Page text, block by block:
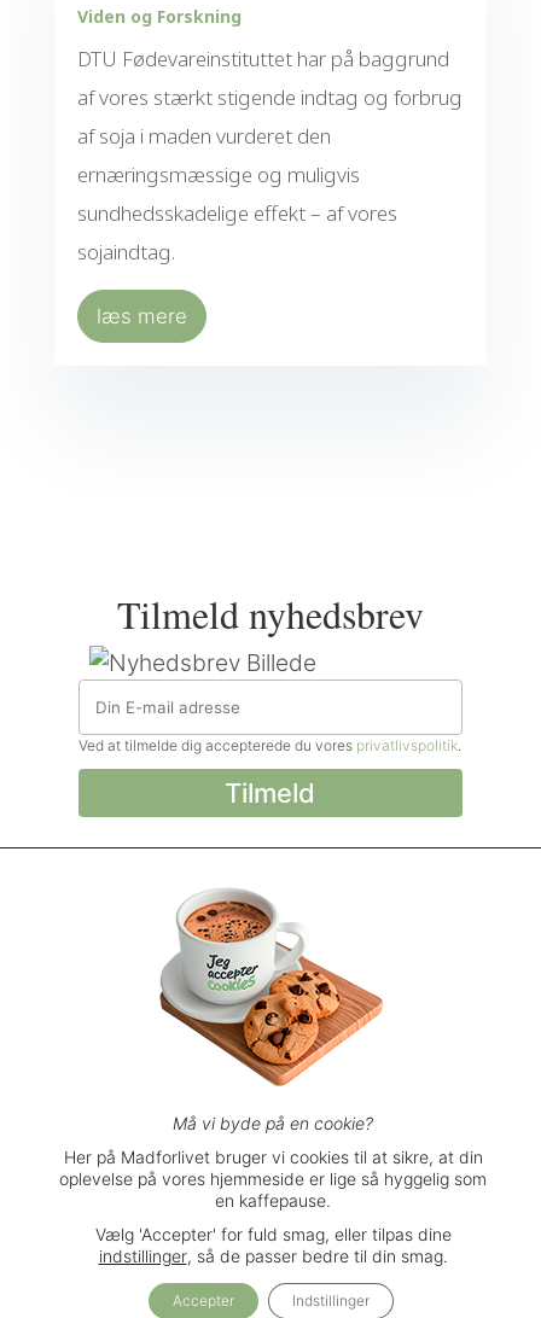
Viden og Forskning
DTU Fødevareinstituttet har på baggrund
af vores stærkt stigende indtag og forbrug
af soja i maden vurderet den
ernæringsmæssige og muligvis
sundhedsskadelige effekt – af vores
sojaindtag.
læs mere
Tilmeld nyhedsbrev
Ved at tilmelde dig accepterede du vores privatlivspolitik.
© Madforlivet.com, 2000–2025. Alle
rettigheder forbeholdt.
øvrigt materiale må kun gengives med
tilladelse fra Sophia Helse ApS.
Spørgsmål eller kommentarer?
support@madforlivet.com
Brugerbetingelser
Privatlivspolitik
Handelsbetingelser
Må vi byde på en cookie?
Her på Madforlivet bruger vi cookies til at sikre, at din
oplevelse på vores hjemmeside er lige så hyggelig som
en kaffepause.
Vælg 'Accepter' for fuld smag, eller tilpas dine
indstillinger, så de passer bedre til din smag.
Accepter Indstillinger